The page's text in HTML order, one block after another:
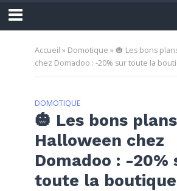
Accueil » Domotique » 🎃 Les bons
chez Domadoo : -20% sur toute la
DOMOTIQUE
🎃 Les bons plans
Halloween chez
Domadoo : -20%
toute la